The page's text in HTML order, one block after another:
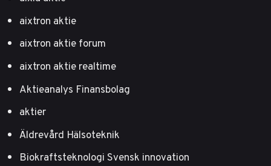
aixtron aktie
aixtron aktie forum
aixtron aktie realtime
Aktieanalys Finansbolag
aktier
Äldrevård Hälsoteknik
Biokraftsteknologi Svensk innovation